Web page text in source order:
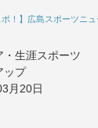
ポ！】広島スポーツニ
・生涯スポーツ
ップ
月20日